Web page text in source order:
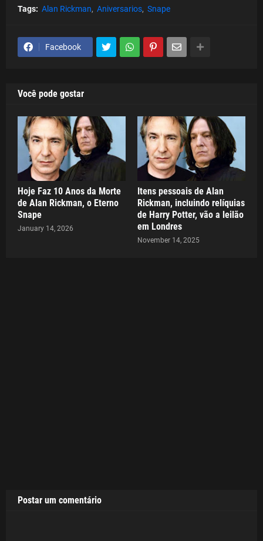
Tags: Alan Rickman Aniversarios Snape
Facebook
Você pode gostar
Hoje Faz 10 Anos da Morte
de Alan Rickman, o Eterno
Snape
January 14, 2026
Itens pessoais de Alan
Rickman, incluindo relíquias
de Harry Potter, vão a leilão
em Londres
November 14, 2025
Postar um comentário